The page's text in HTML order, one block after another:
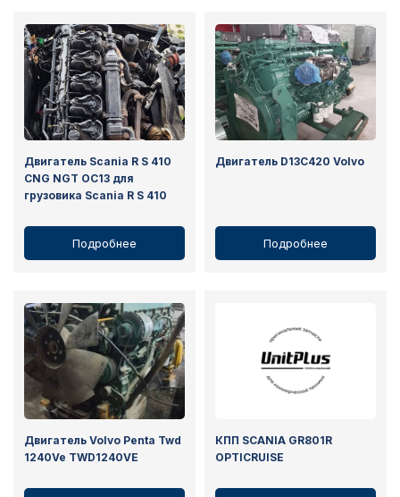
Двигатель Scania R S 410
CNG NGT OC13 для
грузовика Scania R S 410
Подробнее
Двигатель D13C420 Volvo
Подробнее
Двигатель Volvo Penta Twd
1240Ve TWD1240VE
КПП SCANIA GR801R
OPTICRUISE